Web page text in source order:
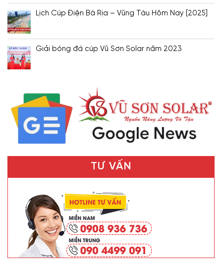
Lịch Cúp Điện Bà Rịa – Vũng Tàu Hôm Nay [2025]
Giải bóng đá cúp Vũ Sơn Solar năm 2023
TƯ VẤN